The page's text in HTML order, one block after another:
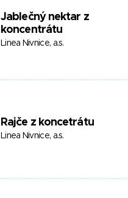
Jablečný nektar z
koncentrátu
Linea Nivnice, a.s.
Rajče z koncetrátu
Linea Nivnice, a.s.